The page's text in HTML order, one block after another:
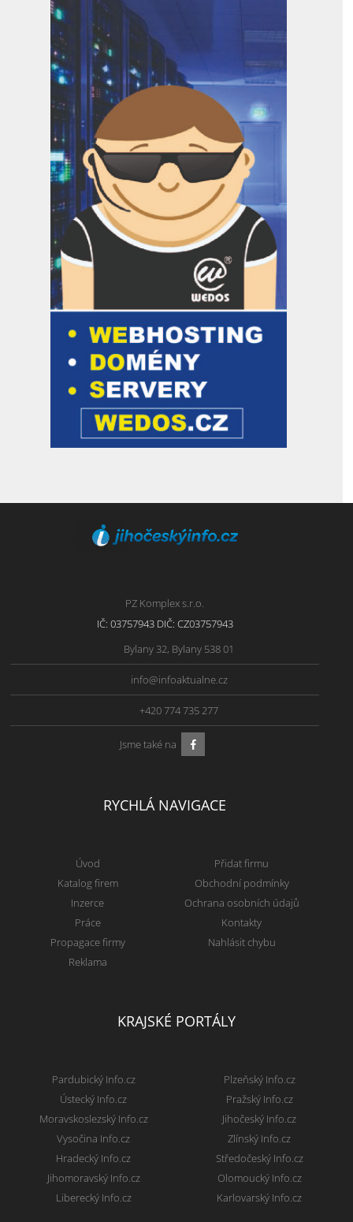
PZ Komplex s.r.o.
IČ: 03757943 DIČ: CZ03757943
Bylany 32, Bylany 538 01
info@infoaktualne.cz
+420 774 735 277
Jsme také na
RYCHLÁ NAVIGACE
Úvod
Katalog firem
Inzerce
Práce
Propagace firmy
Reklama
Přidat firmu
Obchodní podmínky
Ochrana osobních údajů
Kontakty
Nahlásit chybu
KRAJSKÉ PORTÁLY
Pardubický Info.cz
Ústecký Info.cz
Moravskoslezský Info.cz
Vysočina Info.cz
Hradecký Info.cz
Jihomoravský Info.cz
Liberecký Info.cz
Plzeňský Info.cz
Pražský Info.cz
Jihočeský Info.cz
Zlínský Info.cz
Středočeský Info.cz
Olomoucký Info.cz
Karlovarský Info.cz